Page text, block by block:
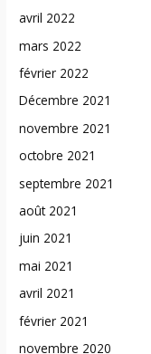
avril 2022
mars 2022
février 2022
Décembre 2021
novembre 2021
octobre 2021
septembre 2021
août 2021
juin 2021
mai 2021
avril 2021
février 2021
novembre 2020